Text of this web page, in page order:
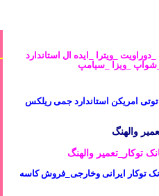
_کهلر _گبریت _دوراویت _ویترا _ایده ال استاندارد
_شواپ _ویزا _سیامپ
توتی امریکن استاندارد جمی ریلکس
والهنگ
توکار_تعمیر والهنگ